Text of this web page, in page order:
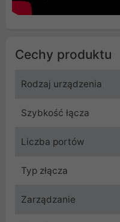
Cechy produktu
Rodzaj urządzenia
Szybkość łącza
Liczba portów
Typ złącza
Zarządzanie